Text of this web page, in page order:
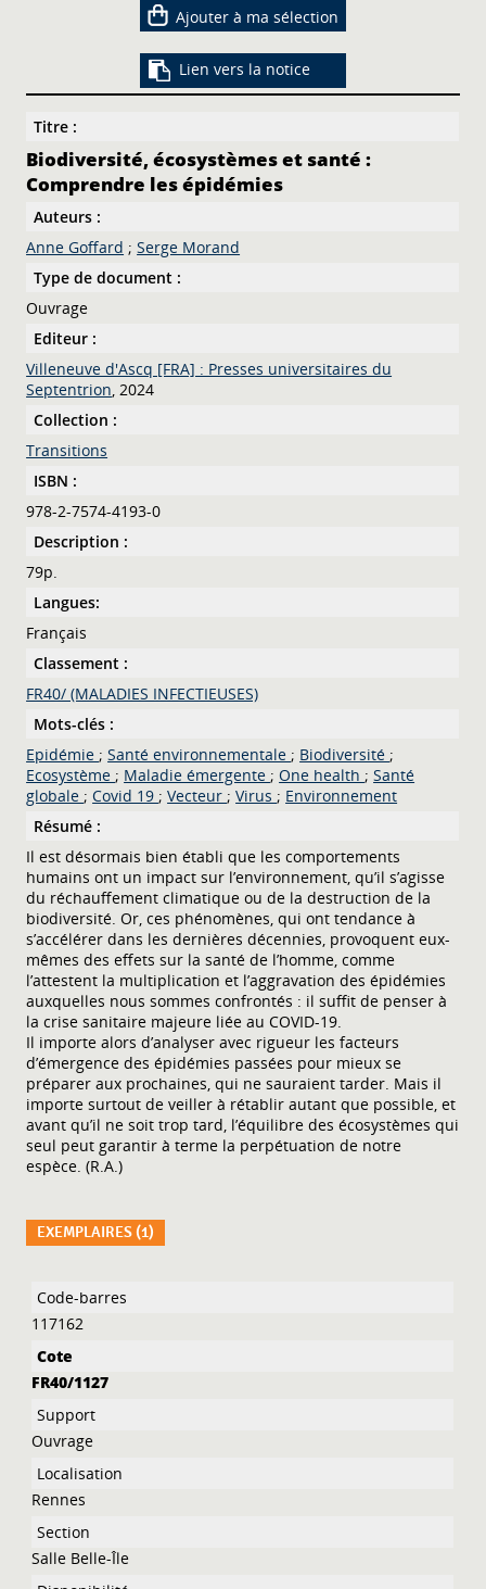
Ajouter à ma sélection
Lien vers la notice
Titre :
Biodiversité, écosystèmes et santé :
Comprendre les épidémies
Auteurs :
Anne Goffard ;Serge Morand
Type de document :
Ouvrage
Editeur :
Villeneuve d'Ascq [FRA] : Presses universitaires du
Septentrion, 2024
Collection :
Transitions
ISBN :
978-2-7574-4193-0
Description :
79p.
Langues:
Français
Classement :
FR40/ (MALADIES INFECTIEUSES)
Mots-clés :
Epidémie ; Santé environnementale ; Biodiversité ;
Ecosystème ; Maladie émergente ; One health ; Santé
globale ; Covid 19 ; Vecteur ; Virus ; Environnement
Résumé :
Il est désormais bien établi que les comportements
humains ont un impact sur l’environnement, qu’il s’agisse
du réchauffement climatique ou de la destruction de la
biodiversité. Or, ces phénomènes, qui ont tendance à
s’accélérer dans les dernières décennies, provoquent eux-
mêmes des effets sur la santé de l’homme, comme
l’attestent la multiplication et l’aggravation des épidémies
auxquelles nous sommes confrontés : il suffit de penser à
la crise sanitaire majeure liée au COVID-19.
Il importe alors d’analyser avec rigueur les facteurs
d’émergence des épidémies passées pour mieux se
préparer aux prochaines, qui ne sauraient tarder. Mais il
importe surtout de veiller à rétablir autant que possible, et
avant qu’il ne soit trop tard, l’équilibre des écosystèmes qui
seul peut garantir à terme la perpétuation de notre
espèce. (R.A.)
EXEMPLAIRES (1)
Liste des exemplaires
117162
FR40/1127
Ouvrage
Rennes
Salle Belle-Île